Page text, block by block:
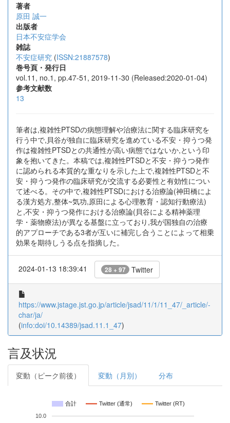
著者
原田 誠一
出版者
日本不安症学会
雑誌
不安症研究 (ISSN:21887578)
巻号頁・発行日
vol.11, no.1, pp.47-51, 2019-11-30 (Released:2020-01-04)
参考文献数
13
筆者は,複雑性PTSDの病態理解や治療法に関する臨床研究を
行う中で,貝谷が独自に臨床研究を進めている不安・抑うつ発
作は複雑性PTSDとの共通性が高い病態ではないか,という印
象を抱いてきた。本稿では,複雑性PTSDと不安・抑うつ発作
に認められる本質的な重なりを示した上で,複雑性PTSDと不
安・抑うつ発作の臨床研究が交流する必要性と有効性につい
て述べる。その中で,複雑性PTSDにおける治療論(神田橋によ
る漢方処方,整体~気功,原田による心理教育・認知行動療法)
と,不安・抑うつ発作における治療論(貝谷による精神薬理
学・薬物療法)が異なる基盤に立っており,我が国独自の治療
的アプローチである3者が互いに補完し合うことによって相乗
効果を期待しうる点を指摘した。
2024-01-13 18:39:41 28 + 97 Twitter
https://www.jstage.jst.go.jp/article/jsad/11/1/11_47/_article/-
char/ja/
(info:doi/10.14389/jsad.11.1_47)
言及状況
変動（ピーク前後） 変動（月別） 分布
合計 Twitter (通常) Twitter (RT)
10.0